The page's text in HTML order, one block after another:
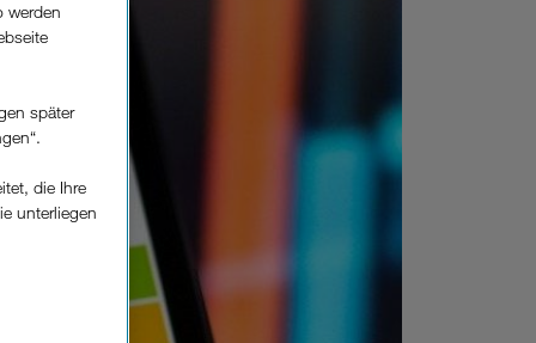
werden
später
die Ihre
unterliegen